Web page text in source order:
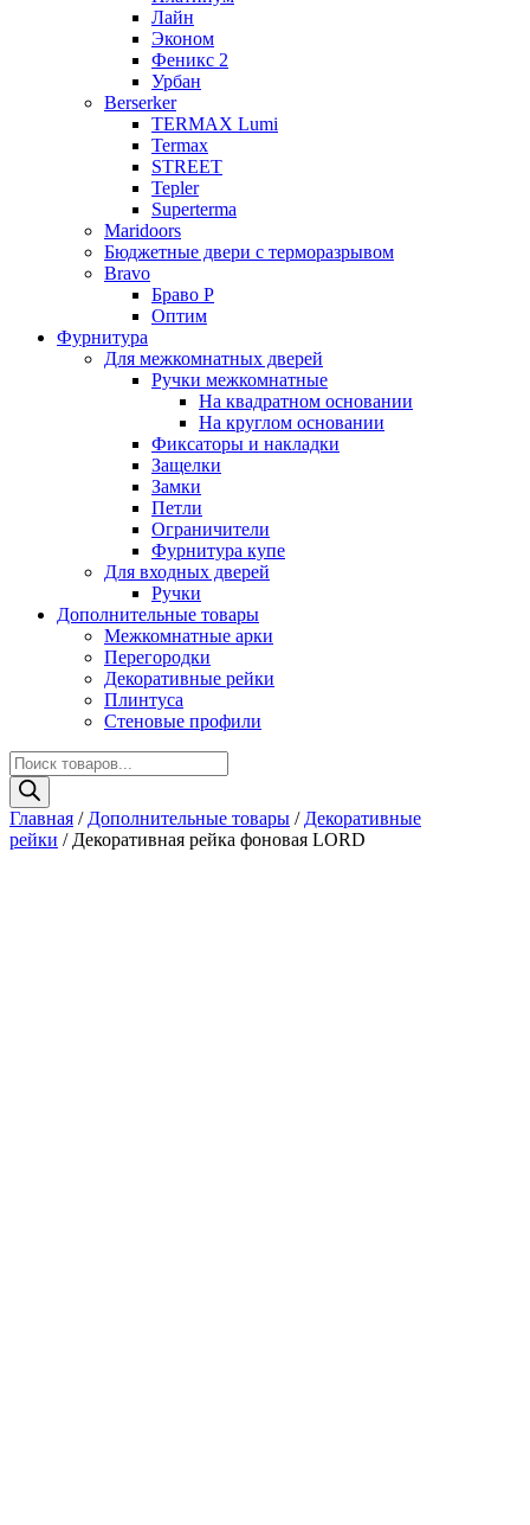
Лайн
Эконом
Феникс 2
Урбан
Berserker
TERMAX Lumi
Termax
STREET
Tepler
Superterma
Maridoors
Бюджетные двери с терморазрывом
Bravo
Браво Р
Оптим
Фурнитура
Для межкомнатных дверей
Ручки межкомнатные
На квадратном основании
На круглом основании
Фиксаторы и накладки
Защелки
Замки
Петли
Ограничители
Фурнитура купе
Для входных дверей
Ручки
Дополнительные товары
Межкомнатные арки
Перегородки
Декоративные рейки
Плинтуса
Стеновые профили
Поиск
товаров
Главная / Дополнительные товары / Декоративные
рейки / Декоративная рейка фоновая LORD